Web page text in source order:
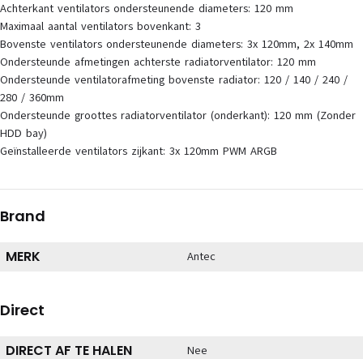
Achterkant ventilators ondersteunende diameters: 120 mm
Maximaal aantal ventilators bovenkant: 3
Bovenste ventilators ondersteunende diameters: 3x 120mm, 2x 140mm
Ondersteunde afmetingen achterste radiatorventilator: 120 mm
Ondersteunde ventilatorafmeting bovenste radiator: 120 / 140 / 240 /
280 / 360mm
Ondersteunde groottes radiatorventilator (onderkant): 120 mm (Zonder
HDD bay)
Geïnstalleerde ventilators zijkant: 3x 120mm PWM ARGB
Brand
MERK Antec
Direct
DIRECT AF TE HALEN Nee